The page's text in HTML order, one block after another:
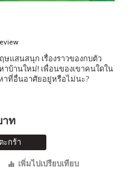
แสนสนุก เรื่องราวของกบตัว
าบ้านใหม่! เพื่อนของเขาคนใดใน
าที่อื่นอาศัยอยู่หรือไม่นะ?
าท
ะกร้า
เพิ่มไปเปรียบเทียบ